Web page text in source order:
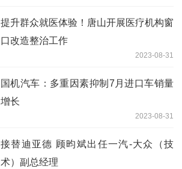
提升群众就医体验！唐山开展医疗机构窗
口改造整治工作
2023-08-31
国机汽车：多重因素抑制7月进口车销量
增长
2023-08-31
接替迪亚德 顾昀斌出任一汽-大众（技
术）副总经理